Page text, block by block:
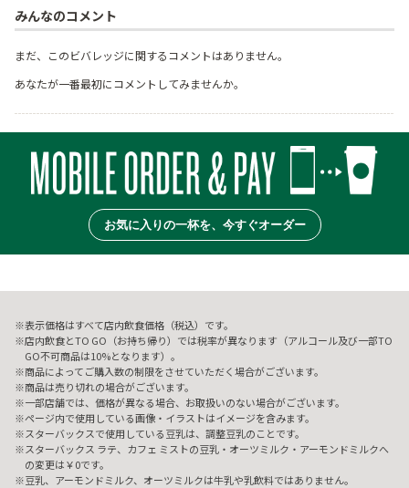
みんなのコメント
まだ、このビバレッジに関するコメントはありません。
あなたが一番最初にコメントしてみませんか。
お気に入りの一杯を、今すぐオーダー
表示価格はすべて店内飲食価格（税込）です。
店内飲食とTO GO（お持ち帰り）では税率が異なります（アルコール及び一部TO
GO不可商品は10%となります）。
商品によってご購入数の制限をさせていただく場合がございます。
商品は売り切れの場合がございます。
一部店舗では、価格が異なる場合、お取扱いのない場合がございます。
ページ内で使用している画像・イラストはイメージを含みます。
スターバックスで使用している豆乳は、調整豆乳のことです。
スターバックス ラテ、カフェ ミストの豆乳・オーツミルク・アーモンドミルクへ
の変更は￥0です。
豆乳、アーモンドミルク、オーツミルクは牛乳や乳飲料ではありません。